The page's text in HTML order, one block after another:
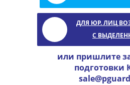
ДЛЯ ЮР. ЛИЦ
С
или пришлите
подготовки